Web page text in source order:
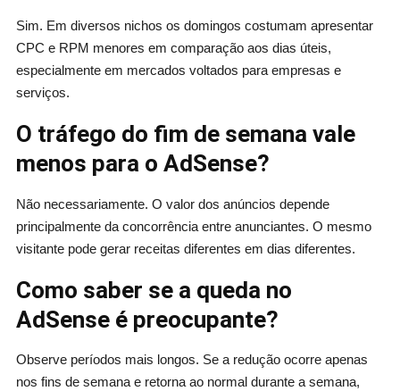
Sim. Em diversos nichos os domingos costumam apresentar
CPC e RPM menores em comparação aos dias úteis,
especialmente em mercados voltados para empresas e
serviços.
O tráfego do fim de semana vale
menos para o AdSense?
Não necessariamente. O valor dos anúncios depende
principalmente da concorrência entre anunciantes. O mesmo
visitante pode gerar receitas diferentes em dias diferentes.
Como saber se a queda no
AdSense é preocupante?
Observe períodos mais longos. Se a redução ocorre apenas
nos fins de semana e retorna ao normal durante a semana,